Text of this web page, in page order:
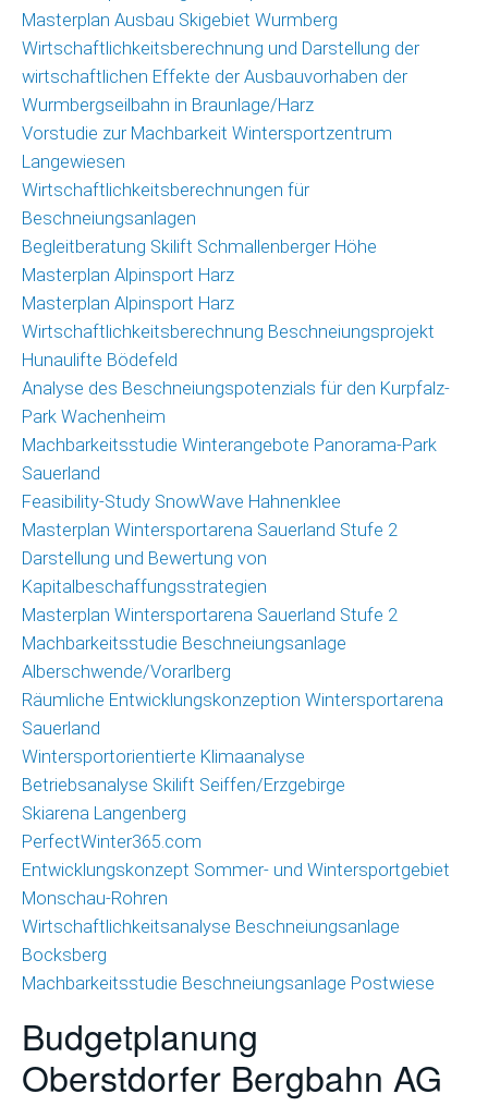
Masterplan Ausbau Skigebiet Wurmberg
Wirtschaftlichkeitsberechnung und Darstellung der
wirtschaftlichen Effekte der Ausbauvorhaben der
Wurmbergseilbahn in Braunlage/Harz
Vorstudie zur Machbarkeit Wintersportzentrum
Langewiesen
Wirtschaftlichkeitsberechnungen für
Beschneiungsanlagen
Begleitberatung Skilift Schmallenberger Höhe
Masterplan Alpinsport Harz
Masterplan Alpinsport Harz
Wirtschaftlichkeitsberechnung Beschneiungsprojekt
Hunaulifte Bödefeld
Analyse des Beschneiungspotenzials für den Kurpfalz-
Park Wachenheim
Machbarkeitsstudie Winterangebote Panorama-Park
Sauerland
Feasibility-Study SnowWave Hahnenklee
Masterplan Wintersportarena Sauerland Stufe 2
Darstellung und Bewertung von
Kapitalbeschaffungsstrategien
Masterplan Wintersportarena Sauerland Stufe 2
Machbarkeitsstudie Beschneiungsanlage
Alberschwende/Vorarlberg
Räumliche Entwicklungskonzeption Wintersportarena
Sauerland
Wintersportorientierte Klimaanalyse
Betriebsanalyse Skilift Seiffen/Erzgebirge
Skiarena Langenberg
PerfectWinter365.com
Entwicklungskonzept Sommer- und Wintersportgebiet
Monschau-Rohren
Wirtschaftlichkeitsanalyse Beschneiungsanlage
Bocksberg
Machbarkeitsstudie Beschneiungsanlage Postwiese
Budgetplanung
Oberstdorfer Bergbahn AG